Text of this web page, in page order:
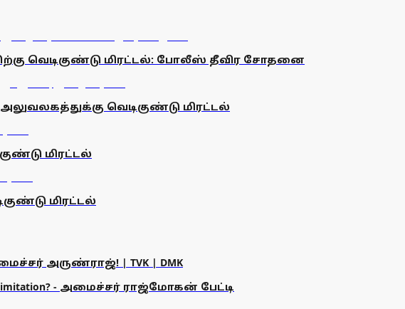
வெடிகுண்டு மிரட்டல்: போலீஸ் தீவிர சோதனை
வெடிகுண்டு மிரட்டல்
மிரட்டல்
மிரட்டல்
அருண்ராஜ்! | TVK | DMK
- அமைச்சர் ராஜ்மோகன் பேட்டி